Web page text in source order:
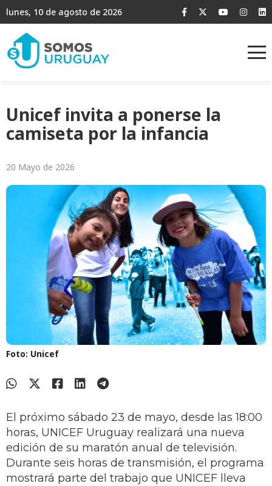
lunes, 10 de agosto de 2026
Unicef invita a ponerse la
camiseta por la infancia
20 Mayo de 2026
Foto: Unicef
El próximo sábado 23 de mayo, desde las 18:00
horas, UNICEF Uruguay realizará una nueva
edición de su maratón anual de televisión.
Durante seis horas de transmisión, el programa
mostrará parte del trabajo que UNICEF lleva